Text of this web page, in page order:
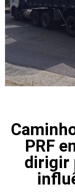
PRF
dirigir